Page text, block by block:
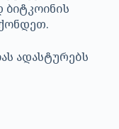
ადასტურებს